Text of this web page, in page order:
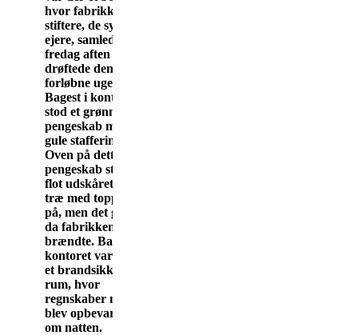
hvor fabrikkens
stiftere, de syv
ejere, samledes
fredag aften og
drøftede den
forløbne uge.
Bagest i kontoret
stod et grønmalet
pengeskab med
gule stafferinger.
Oven på dette
pengeskab stod et
flot udskåret ur i
træ med toppe
på, men det gik til
da fabrikken
brændte. Bag ved
kontoret var der
et brandsikkert
rum, hvor
regnskaber m.m.
blev opbevaret
om natten.